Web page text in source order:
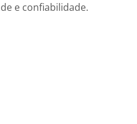
e confiabilidade.